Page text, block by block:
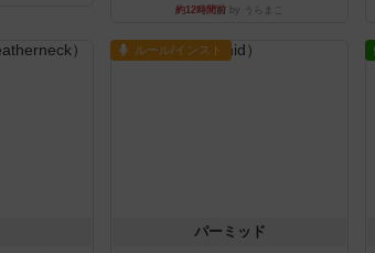
約12時間前 by うらまこ
ルール/インスト
パーミッド